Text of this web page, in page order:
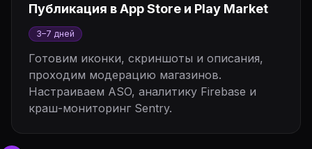
Публикация в App Store и Play Market
3–7 дней
Готовим иконки, скриншоты и описания,
проходим модерацию магазинов.
Настраиваем ASO, аналитику Firebase и
краш-мониторинг Sentry.